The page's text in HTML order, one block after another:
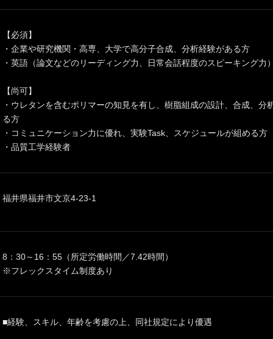
【必須】
・企業や研究機関・高専、大学で高分子合成、分析経験がある方
・英語（論文などのリーディング力、日常会話程度のスピーキング力
【尚可】
・ウレタンを含むポリマーの知見を有し、樹脂組成の設計、合成、分
る方
・コミュニケーション力に優れ、実験Task、スケジュールが組める方
・品質工学経験者
福井県福井市文京4-23-1
8：30～16：55（所定労働時間／7.42時間）
※フレックスタイム制度あり
■経験、スキル、年齢を考慮の上、同社規定により優遇